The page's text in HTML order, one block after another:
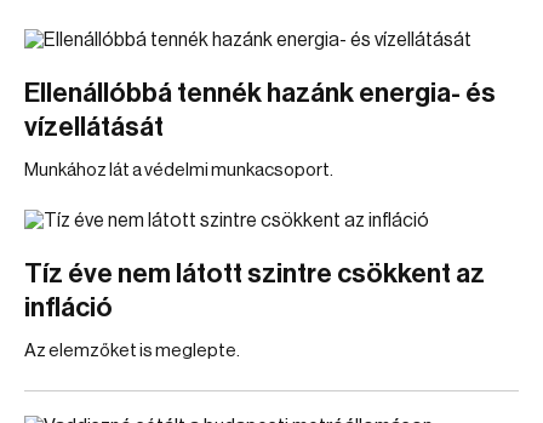
Ellenállóbbá tennék hazánk energia- és
vízellátását
Munkához lát a védelmi munkacsoport.
Tíz éve nem látott szintre csökkent az
infláció
Az elemzőket is meglepte.